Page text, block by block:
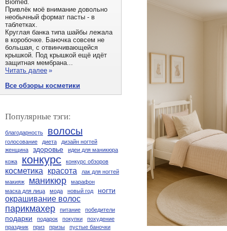
Biomed.
Привлёк моё внимание довольно
необычный формат пасты - в
таблетках.
Круглая банка типа шайбы лежала
в коробочке. Баночка совсем не
большая, с отвинчивающейся
крышкой. Под крышкой ещё идёт
защитная мембрана...
Читать далее »
Все обзоры косметики
Популярные тэги:
благодарность волосы
голосование диета
дизайн ногтей
женщина
здоровье
идеи для маникюра
кожа
конкурс конкурс обзоров
косметика красота
лак для ногтей
макияж
маникюр
марафон
маска для лица
мода новый год ногти
окрашивание волос
парикмахер питание победители
подарки подарок покупки
похудение
праздник
приз призы
пустые баночки